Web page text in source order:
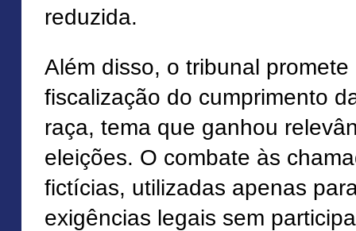
reduzida.
Além disso, o tribunal promete
fiscalização do cumprimento
raça, tema que ganhou
eleições. O combate às
fictícias, utilizadas apenas
exigências legais sem